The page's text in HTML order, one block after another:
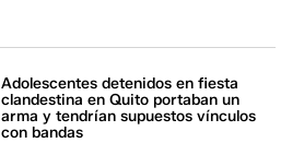
Adolescentes detenidos en fiesta
clandestina en Quito portaban un
arma y tendrían supuestos vínculos
con bandas